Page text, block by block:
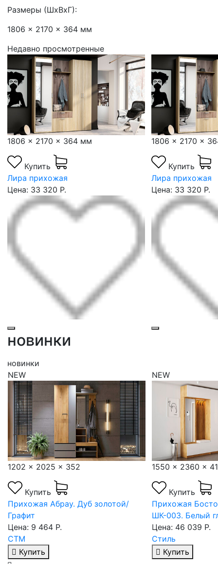
Размеры (ШхВхГ):
1806 x 2170 x 364 мм
Недавно просмотренные
1806 x 2170 x 364 мм
Купить
Лира прихожая
Цена: 33 320 Р.
1806 x 2170 x
Купить
Лира прихожая
Цена: 33 320 Р.
новинки
новинки
NEW
1202 x 2025 x 352
Купить
Прихожая Абрау. Дуб золотой/
Графит
Цена: 9 464 Р.
СТМ
Купить
NEW
1550 x 2360 x
Купить
Прихожая
ШК-003. Белый
Цена: 46 039 Р.
Стиль
Купить